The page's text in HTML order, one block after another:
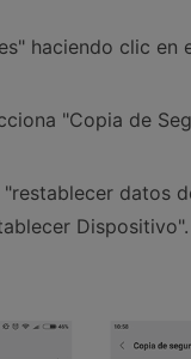
haciendo clic en
"Copia de
datos
Dispositivo".